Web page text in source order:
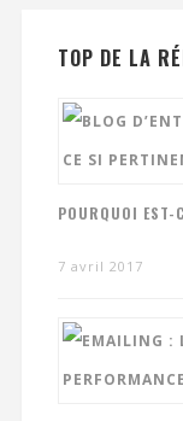
TOP DE LA
POURQUOI EST-
7 avril 2017